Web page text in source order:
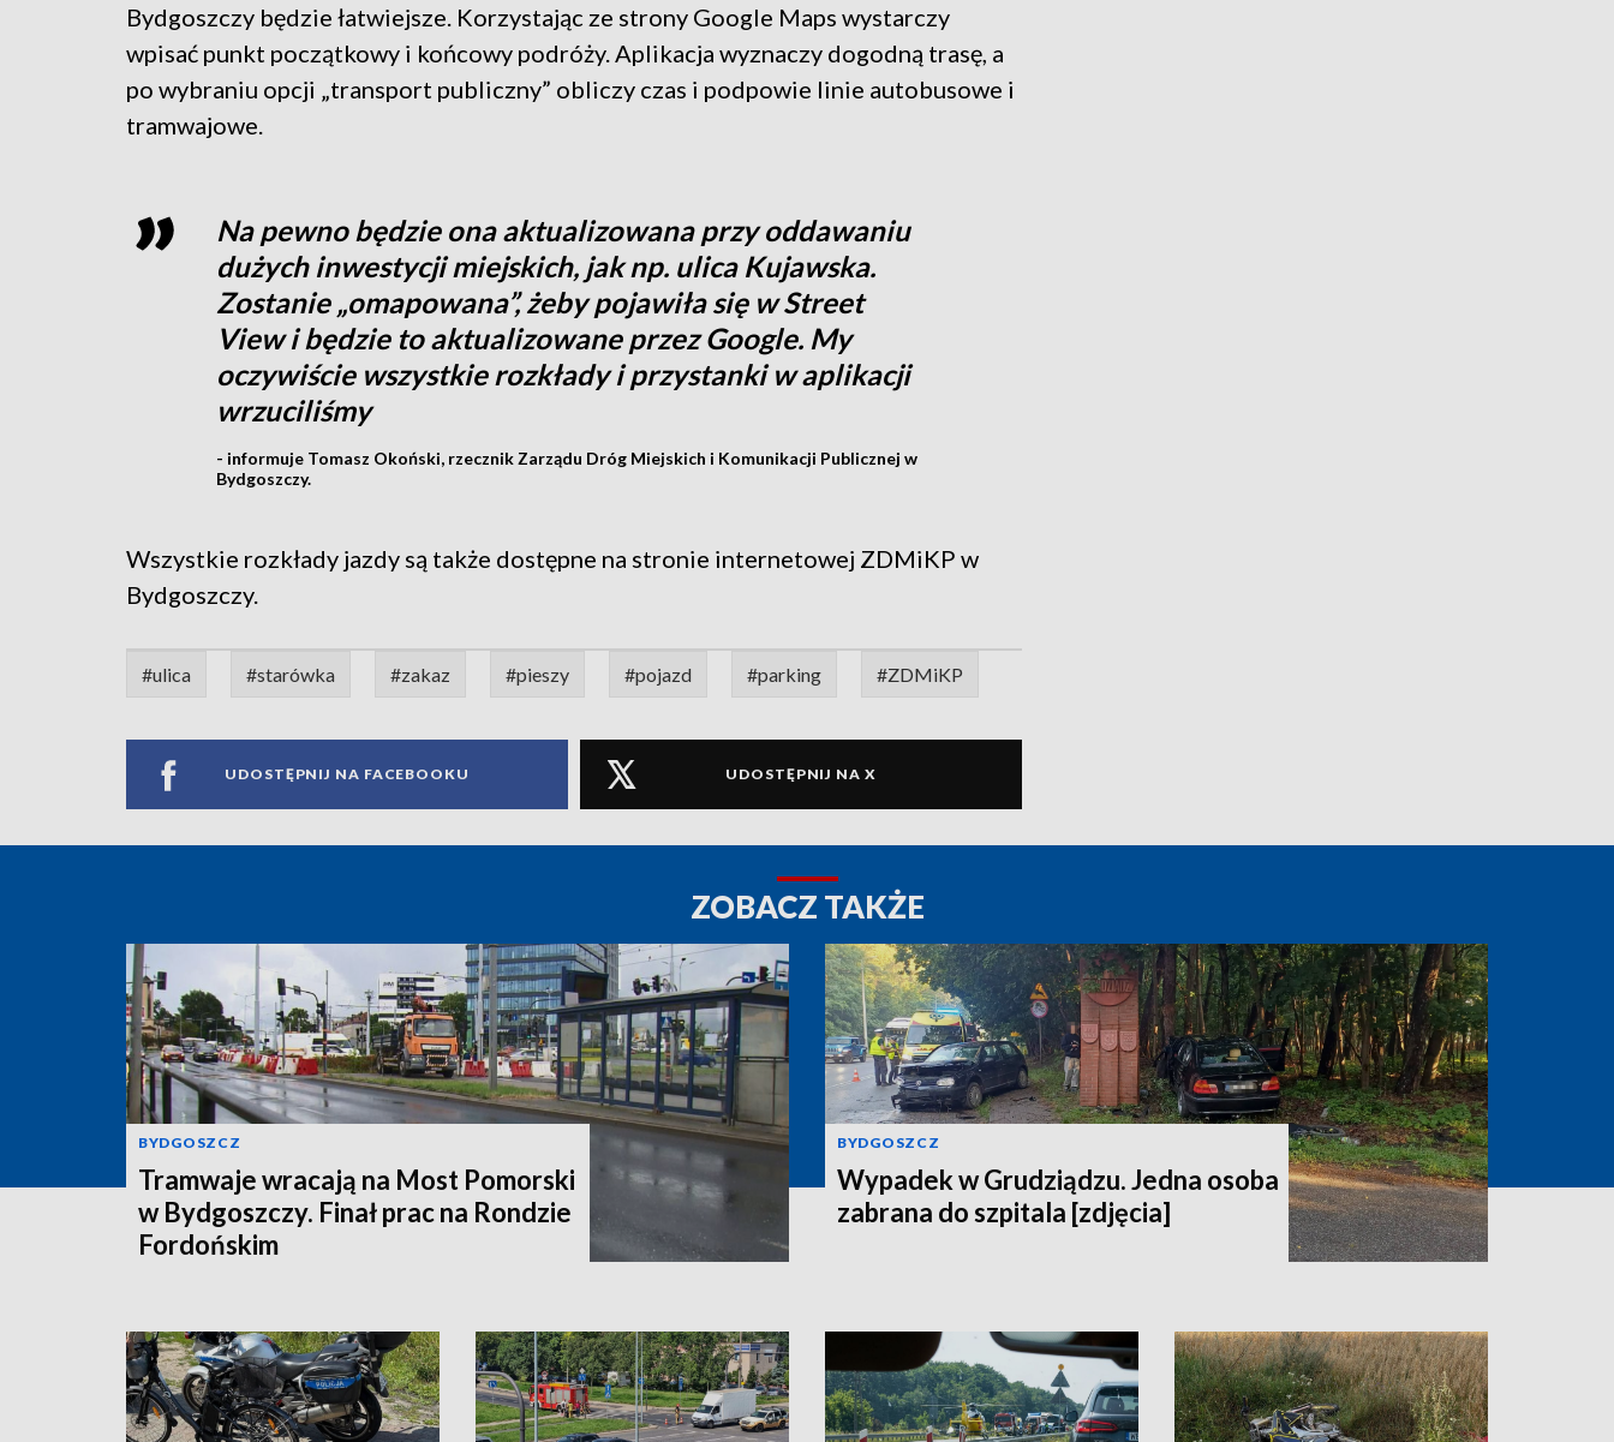
Bydgoszczy będzie łatwiejsze. Korzystając ze strony Google Maps wystarczy
wpisać punkt początkowy i końcowy podróży. Aplikacja wyznaczy dogodną trasę, a
po wybraniu opcji „transport publiczny” obliczy czas i podpowie linie autobusowe i
tramwajowe.
Na pewno będzie ona aktualizowana przy oddawaniu
dużych inwestycji miejskich, jak np. ulica Kujawska.
Zostanie „omapowana”, żeby pojawiła się w Street
View i będzie to aktualizowane przez Google. My
oczywiście wszystkie rozkłady i przystanki w aplikacji
wrzuciliśmy
- informuje Tomasz Okoński, rzecznik Zarządu Dróg Miejskich i Komunikacji Publicznej w
Bydgoszczy.
Wszystkie rozkłady jazdy są także dostępne na stronie internetowej ZDMiKP w
Bydgoszczy.
#ulica #starówka #zakaz #pieszy #pojazd #parking #ZDMiKP
UDOSTĘPNIJ NA FACEBOOKU UDOSTĘPNIJ NA X
ZOBACZ TAKŻE
BYDGOSZCZ
Tramwaje wracają na Most Pomorski
w Bydgoszczy. Finał prac na Rondzie
Fordońskim
BYDGOSZCZ
Wypadek w Grudziądzu. Jedna osoba
zabrana do szpitala [zdjęcia]